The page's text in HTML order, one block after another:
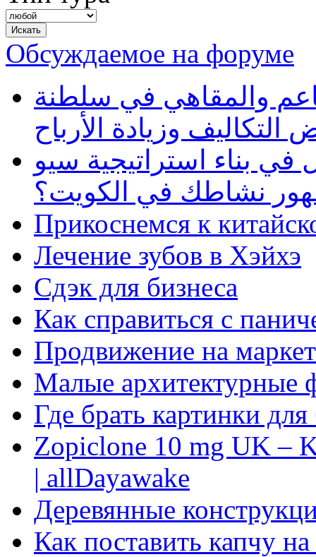
Обсуждаемое на форуме
والمقاهي في سلطنة
وزيادة الأرباح
بناء استراتيجية سيو
نشاطك في الكويت؟
Прикоснемся к
Лечение зубов в Хэйхэ
Сдэк для бизнеса
Как справиться с
Продвижение на
Малые архитектурные
Где брать картинки
Zopiclone 10 mg UK –
| allDayawake
Деревянные
Как поставить капчу